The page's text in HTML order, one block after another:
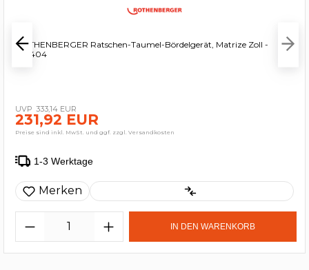
ROTHENBERGER Ratschen-Taumel-Bördelgerät, Matrize Zoll -
222404
333,14 EUR
231,92 EUR
Preise sind inkl. MwSt. und ggf. zzgl. Versandkosten
1-3 Werktage
Merken
IN DEN WARENKORB